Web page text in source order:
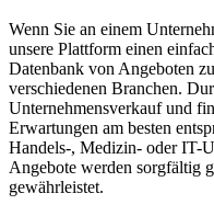
Wenn Sie an einem
unsere Plattform einen
Datenbank von Angeboten
verschiedenen Branchen.
Unternehmensverkauf und
Erwartungen am besten
Handels-, Medizin- oder IT-
Angebote werden sorgfältig
gewährleistet.